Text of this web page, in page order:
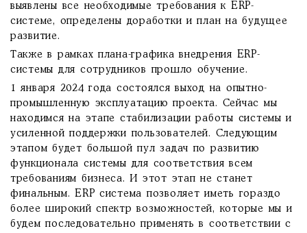
выявлены все необходимые требования к ERP-
системе, определены доработки и план на будущее
развитие.
Также в рамках плана-графика внедрения ERP-
системы для сотрудников прошло обучение.
1 января 2024 года состоялся выход на опытно-
промышленную эксплуатацию проекта. Сейчас мы
находимся на этапе стабилизации работы системы и
усиленной поддержки пользователей. Следующим
этапом будет большой пул задач по развитию
функционала системы для соответствия всем
требованиям бизнеса. И этот этап не станет
финальным. ERP система позволяет иметь гораздо
более широкий спектр возможностей, которые мы и
будем последовательно применять в соответствии с